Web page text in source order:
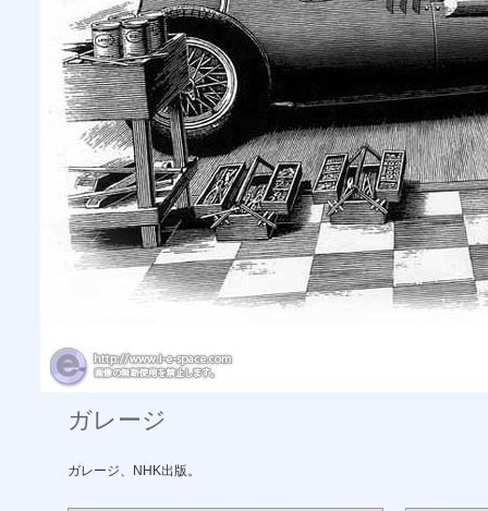
ガレージ
ガレージ、NHK出版。